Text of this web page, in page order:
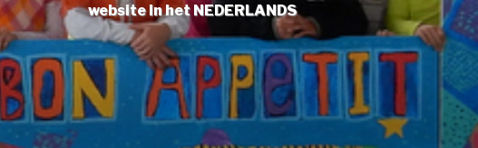
website in het NEDERLANDS